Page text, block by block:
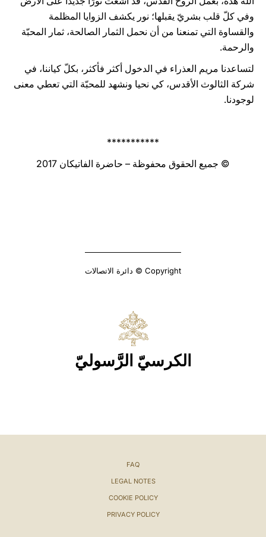
وفي كلّ قلب بشريّ يقبلها؛ نور يكشف الزوايا المظلمة
والقساوة التي تمنعنا من أن نحمل الثمار الصالحة، ثمار المحبّة
والرحمة.
لتساعدنا مريم العذراء في الدخول أكثر فأكثر، بكلّ كياننا، في
شركة الثالوث الأقدس، كي نحيا ونشهد للمحبّة التي تعطي معنى
لوجودنا.
***********
© جميع الحقوق محفوظة – حاضرة الفاتيكان 2017
Copyright © دائرة الاتصالات
الكرسيّ الرَّسوليّ
FAQ
LEGAL NOTES
COOKIE POLICY
PRIVACY POLICY